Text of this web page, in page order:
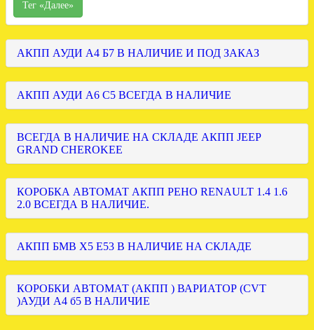
Тег «Далее»
АКПП АУДИ А4 Б7 В НАЛИЧИЕ И ПОД ЗАКАЗ
АКПП АУДИ А6 С5 ВСЕГДА В НАЛИЧИЕ
ВСЕГДА В НАЛИЧИЕ НА СКЛАДЕ АКПП JEEP
GRAND CHEROKEE
КОРОБКА АВТОМАТ АКПП РЕНО RENAULT 1.4 1.6
2.0 ВСЕГДА В НАЛИЧИЕ.
АКПП БМВ Х5 Е53 В НАЛИЧИЕ НА СКЛАДЕ
КОРОБКИ АВТОМАТ (АКПП ) ВАРИАТОР (CVT
)АУДИ А4 б5 В НАЛИЧИЕ